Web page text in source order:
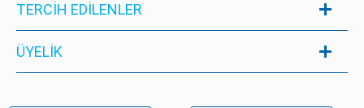
TERCİH EDİLENLER
ÜYELIK